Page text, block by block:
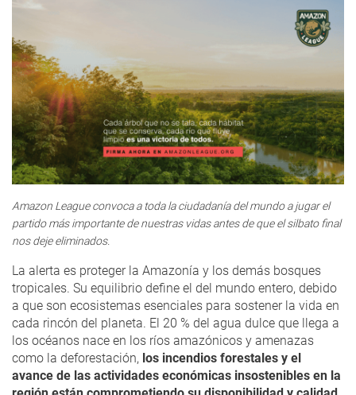
Amazon League convoca a toda la ciudadanía del mundo a jugar el
partido más importante de nuestras vidas antes de que el silbato final
nos deje eliminados.
La alerta es proteger la Amazonía y los demás bosques
tropicales. Su equilibrio define el del mundo entero, debido
a que son ecosistemas esenciales para sostener la vida en
cada rincón del planeta. El 20 % del agua dulce que llega a
los océanos nace en los ríos amazónicos y amenazas
como la deforestación, los incendios forestales y el
avance de las actividades económicas insostenibles en la